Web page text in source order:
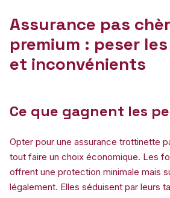
Assurance pas
premium : peser
et inconvénients
Ce que gagnent les
Opter pour une assurance trottinette
tout faire un choix économique. Les
offrent une protection minimale mais
légalement. Elles séduisent par leurs